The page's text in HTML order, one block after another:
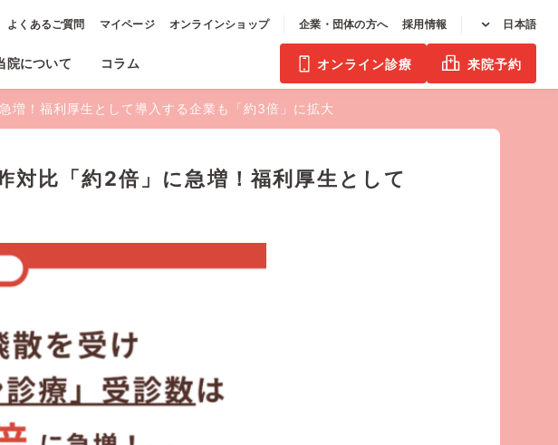
院について コラム
よくあるご質問 マイページ オンラインショップ 企業・団体の方へ 採用情報 日本語
来院予約
オンライン診療
増！福利厚生として導入する企業も「約3倍」に拡大
対比「約2倍」に急増！福利厚生として